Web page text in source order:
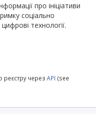
про ініціативи
соціально
технології.
через API (see